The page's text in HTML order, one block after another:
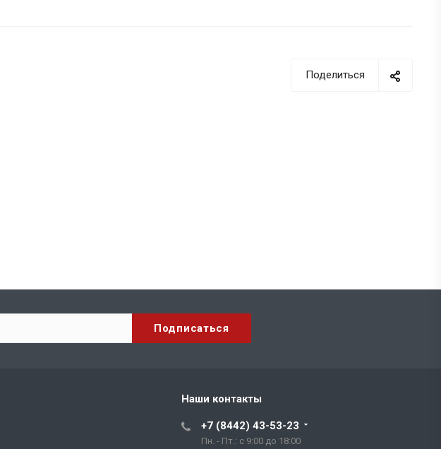
Поделиться
Наши контакты
+7 (8442) 43-53-23
Пн. - Пт.: с 9:00 до 18:00